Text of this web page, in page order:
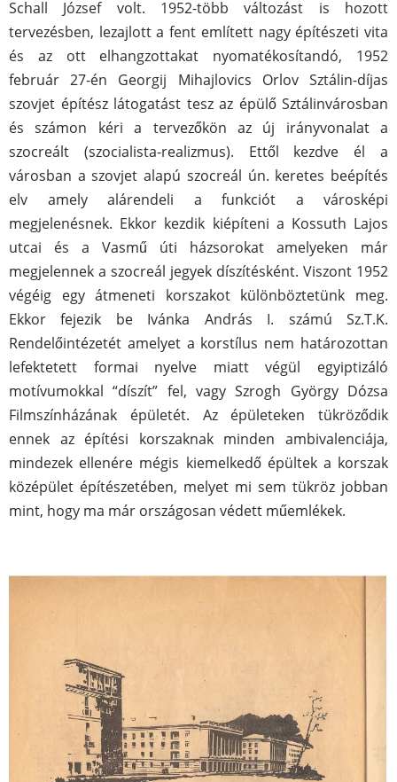
Schall József volt. 1952-több változást is hozott
tervezésben, lezajlott a fent említett nagy építészeti vita
és az ott elhangzottakat nyomatékosítandó, 1952
február 27-én Georgij Mihajlovics Orlov Sztálin-díjas
szovjet építész látogatást tesz az épülő Sztálinvárosban
és számon kéri a tervezőkön az új irányvonalat a
szocreált (szocialista-realizmus). Ettől kezdve él a
városban a szovjet alapú szocreál ún. keretes beépítés
elv amely alárendeli a funkciót a városképi
megjelenésnek. Ekkor kezdik kiépíteni a Kossuth Lajos
utcai és a Vasmű úti házsorokat amelyeken már
megjelennek a szocreál jegyek díszítésként. Viszont 1952
végéig egy átmeneti korszakot különböztetünk meg.
Ekkor fejezik be Ivánka András I. számú Sz.T.K.
Rendelőintézetét amelyet a korstílus nem határozottan
lefektetett formai nyelve miatt végül egyiptizáló
motívumokkal “díszít” fel, vagy Szrogh György Dózsa
Filmszínházának épületét. Az épületeken tükröződik
ennek az építési korszaknak minden ambivalenciája,
mindezek ellenére mégis kiemelkedő épültek a korszak
középület építészetében, melyet mi sem tükröz jobban
mint, hogy ma már országosan védett műemlékek.